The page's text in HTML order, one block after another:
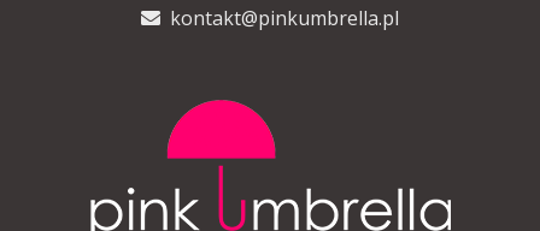
kontakt@pinkumbrella.pl